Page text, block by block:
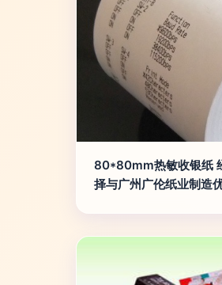
80*80mm热敏收银纸
择与广州广伦纸业制造